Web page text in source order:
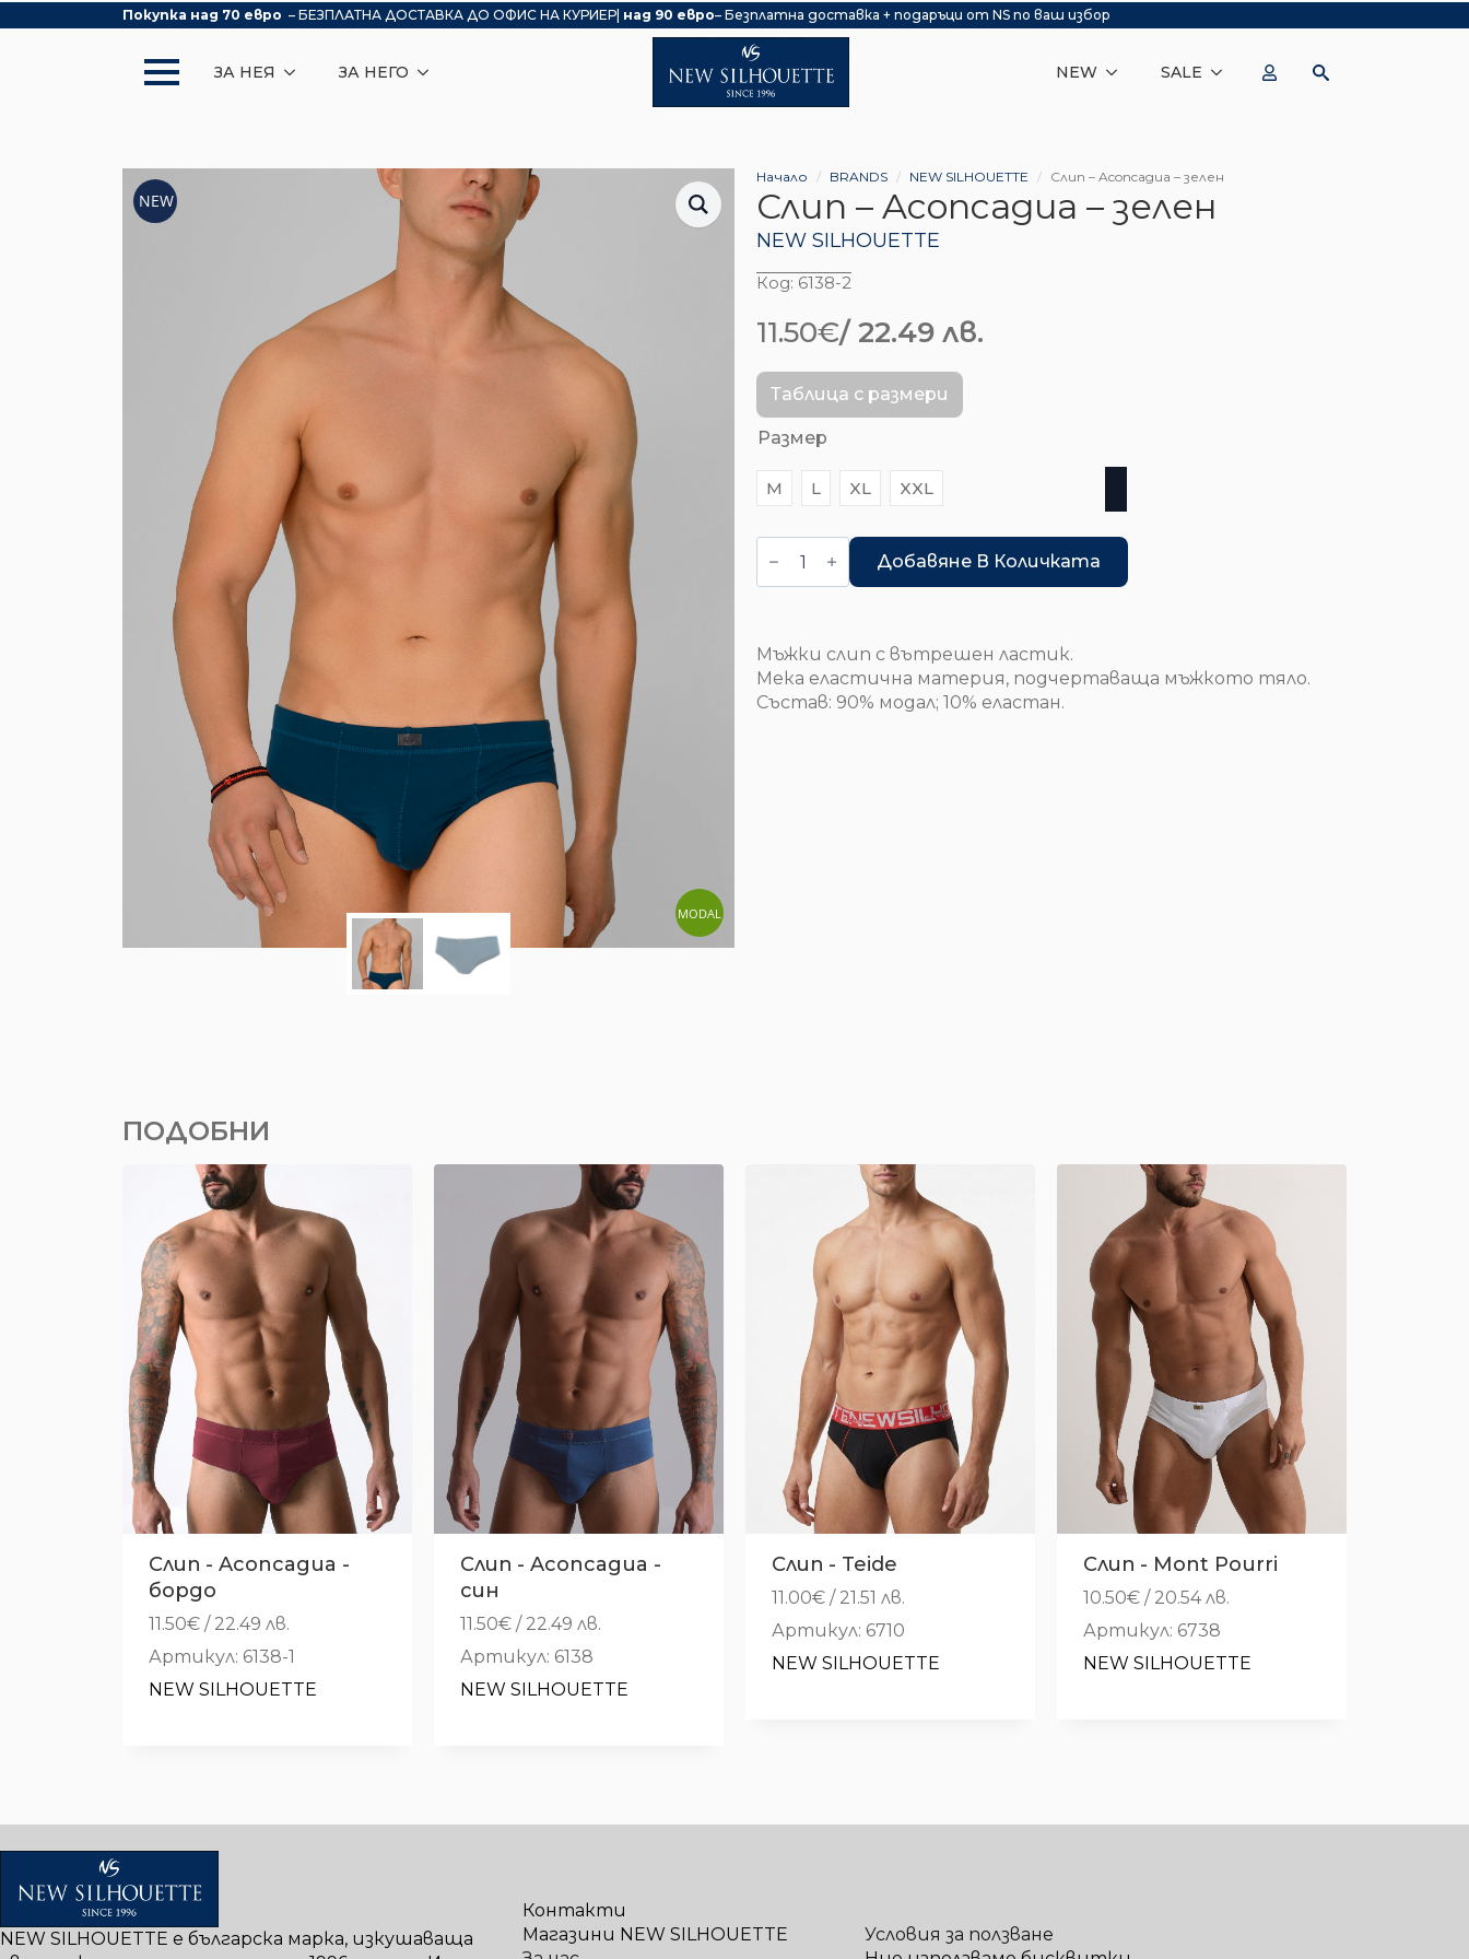
Покупка над 70 евро – БЕЗПЛАТНА ДОСТАВКА ДО ОФИС НА КУРИЕР| над 90 евро– Безплатна доставка + подаръци от NS по ваш избор
ЗА НЕЯ ЗА НЕГО NEW SALE
NEW
MODAL
Начало BRANDS NEW SILHOUETTE Слип – Aconcagua – зелен
Слип – Aconcagua – зелен
NEW SILHOUETTE
Код:6138-2
11.50€/ 22.49 лв.
Таблица с размери
Размер
M L XL XXL
количество
за
-
зелен
Добавяне В Количката
Мъжки слип с вътрешен ластик.
Мека еластична материя, подчертаваща мъжкото тяло.
Състав: 90% модал; 10% еластан.
ПОДОБНИ
Слип - Aconcagua -
бордо
11.50€ / 22.49 лв.
Артикул: 6138-1
NEW SILHOUETTE
Слип - Aconcagua -
син
11.50€ / 22.49 лв.
Артикул: 6138
NEW SILHOUETTE
Слип - Teide
11.00€ / 21.51 лв.
Артикул: 6710
NEW SILHOUETTE
Слип - Mont Pourri
10.50€ / 20.54 лв.
Артикул: 6738
NEW SILHOUETTE
NEW SILHOUETTE е българска марка, изкушаваща
Контакти
Магазини NEW SILHOUETTE
Условия за ползване